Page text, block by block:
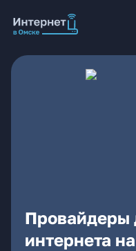
Провайдеры
интернета